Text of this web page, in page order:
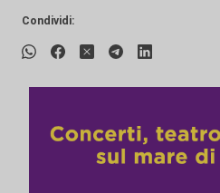
Condividi: